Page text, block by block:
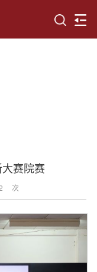
赛院赛
次